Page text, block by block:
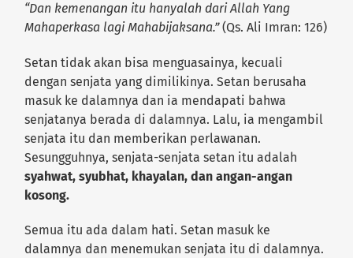
“Dan kemenangan itu hanyalah dari Allah Yang
Mahaperkasa lagi Mahabijaksana.”(Qs. Ali Imran: 126)
Setan tidak akan bisa menguasainya, kecuali
dengan senjata yang dimilikinya. Setan berusaha
masuk ke dalamnya dan ia mendapati bahwa
senjatanya berada di dalamnya. Lalu, ia mengambil
senjata itu dan memberikan perlawanan.
Sesungguhnya, senjata-senjata setan itu adalah
syahwat, syubhat, khayalan, dan angan-angan
kosong.
Semua itu ada dalam hati. Setan masuk ke
dalamnya dan menemukan senjata itu di dalamnya.